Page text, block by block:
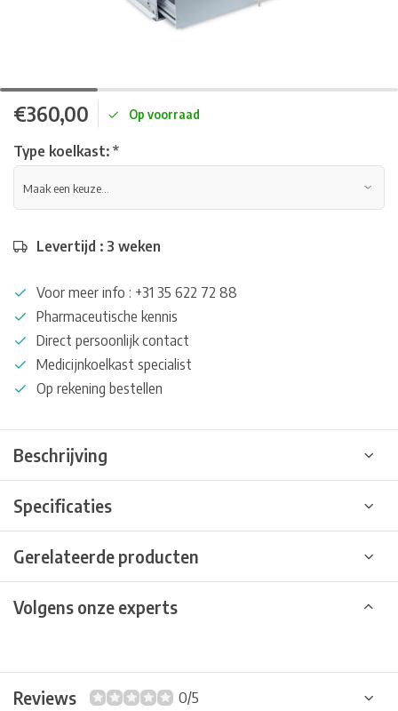
€360,00 Op voorraad
Type koelkast: *
Levertijd : 3 weken
Voor meer info : +31 35 622 72 88
Pharmaceutische kennis
Direct persoonlijk contact
Medicijnkoelkast specialist
Op rekening bestellen
Beschrijving
Specificaties
Gerelateerde producten
Volgens onze experts
Reviews 0/5